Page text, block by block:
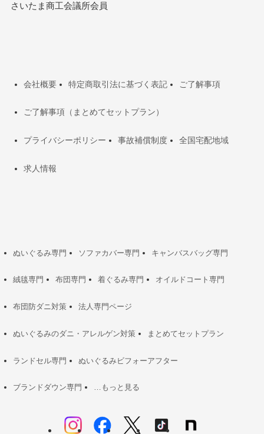
さいたま商工会議所会員
会社概要 特定商取引法に基づく表記 ご了解事項
ご了解事項（まとめてセットプラン）
プライバシーポリシー 事故補償制度 全国宅配地域
求人情報
ぬいぐるみ専門 ソファカバー専門 キャンバスバッグ専門
絨毯専門 布団専門 着ぐるみ専門 オイルドコート専門
布団防ダニ対策 法人専門ページ
ぬいぐるみのダニ・アレルゲン対策 まとめてセットプラン
ランドセル専門 ぬいぐるみビフォーアフター
ブランドダウン専門 …もっと見る